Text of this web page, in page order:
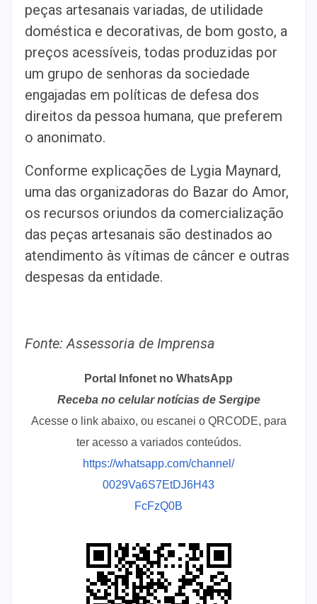
peças artesanais variadas, de utilidade
doméstica e decorativas, de bom gosto, a
preços acessíveis, todas produzidas por
um grupo de senhoras da sociedade
engajadas em políticas de defesa dos
direitos da pessoa humana, que preferem
o anonimato.
Conforme explicações de Lygia Maynard,
uma das organizadoras do Bazar do Amor,
os recursos oriundos da comercialização
das peças artesanais são destinados ao
atendimento às vítimas de câncer e outras
despesas da entidade.
Fonte: Assessoria de Imprensa
Portal Infonet no WhatsApp
Receba no celular notícias de Sergipe
Acesse o link abaixo, ou escanei o QRCODE, para
ter acesso a variados conteúdos.
https://whatsapp.com/channel/
0029Va6S7EtDJ6H43
FcFzQ0B